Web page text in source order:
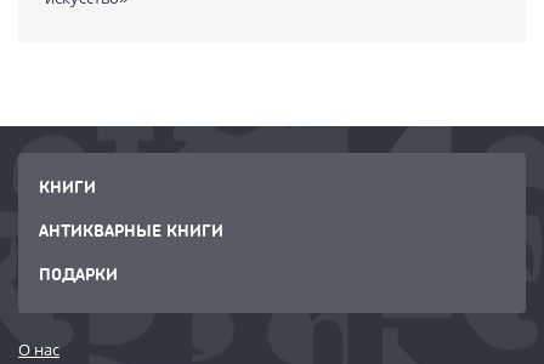
КНИГИ
АНТИКВАРНЫЕ КНИГИ
ПОДАРКИ
О нас